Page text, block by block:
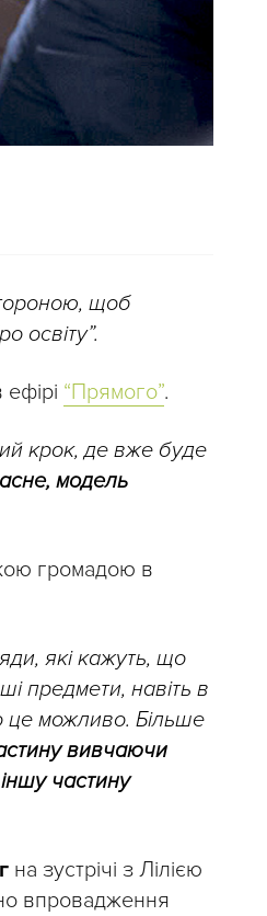
щоб
освіту”.
ефірі “Прямого”.
крок, де вже буде
модель
громадою в
які кажуть, що
предмети, навіть в
можливо. Більше
вивчаючи
частину
на зустрічі з Лілією
впровадження